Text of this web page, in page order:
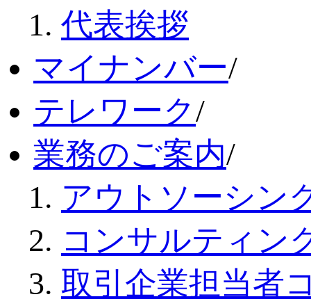
代表挨拶
マイナンバー/
テレワーク/
業務のご案内/
アウトソーシン
コンサルティン
取引企業担当者